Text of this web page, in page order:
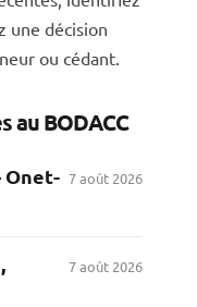
une décision
ou cédant.
au BODACC
Onet- 7 août 2026
7 août 2026